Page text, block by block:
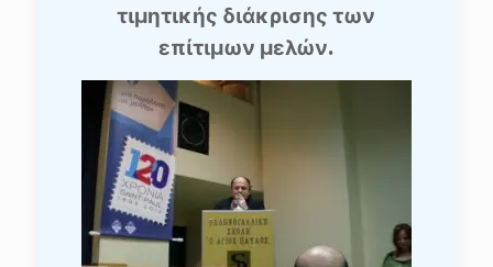
τιμητικής διάκρισης των
επίτιμων μελών.